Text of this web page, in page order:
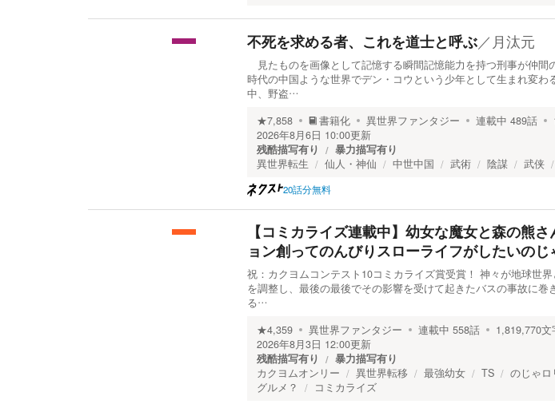
不死を求める者、これを道士と呼ぶ／ 月汰元
見たものを画像として記憶する瞬間記憶能力を持つ刑事が仲間
時代の中国ような世界でデン・コウという少年として生まれ変わ
中、野盗…
★7,858 書籍化 異世界ファンタジー 連載中 489話
2026年8月6日 10:00更新
残酷描写有り
暴力描写有り
異世界転生
仙人・神仙 中世中国 武術 陰謀 武侠
20話分無料
【コミカライズ連載中】幼女な魔女と森の熊
ョン創ってのんびりスローライフがしたいのじ
祝：カクヨムコンテスト10コミカライズ賞受賞！ 神々が地球世
を調整し、最後の最後でその影響を受けて起きたバスの事故に巻
る…
★4,359 異世界ファンタジー 連載中 558話 1,819,770文
2026年8月3日 12:00更新
残酷描写有り
暴力描写有り
カクヨムオンリー
異世界転移 最強幼女 TS のじゃロ
グルメ？
コミカライズ